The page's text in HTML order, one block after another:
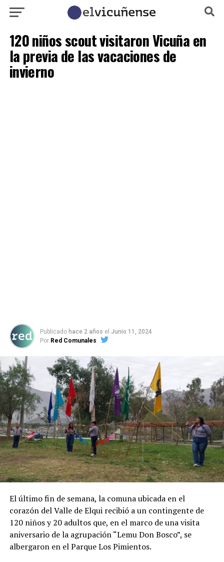
120 niños scout visitaron Vicuña en
la previa de las vacaciones de
invierno
Publicado hace 2 años el Junio 11, 2024
Por Red Comunales
El último fin de semana, la comuna ubicada en el
corazón del Valle de Elqui recibió a un contingente de
120 niños y 20 adultos que, en el marco de una visita
aniversario de la agrupación “Lemu Don Bosco”, se
albergaron en el Parque Los Pimientos.